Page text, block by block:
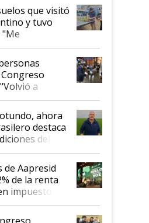
que visitó
y tuvo
"Me
a
del
todo elahora
destaca
del
para invertir:
Aapresid
de la renta
impuestos:
en
discutiendo